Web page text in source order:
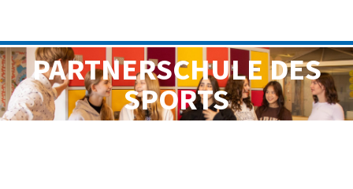
PARTNERSCHULE DES
SPORTS